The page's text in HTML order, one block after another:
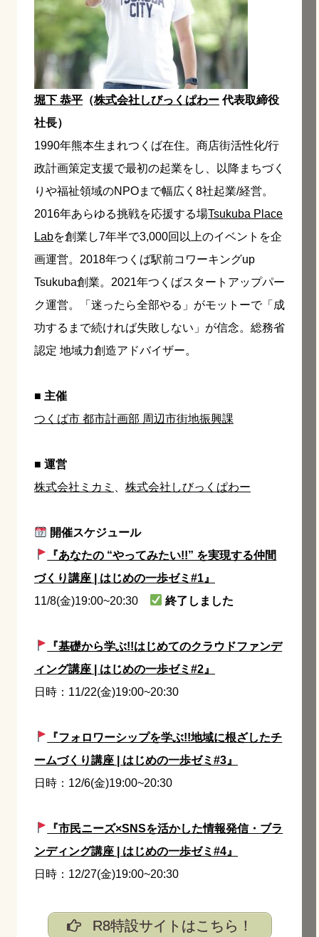
堀下 恭平 （株式会社しびっくぱわー代表取締役
社長）
1990年熊本生まれつくば在住。商店街活性化/行
政計画策定支援で最初の起業をし、以降まちづく
りや福祉領域のNPOまで幅広く8社起業/経営。
2016年あらゆる挑戦を応援する場Tsukuba Place
Labを創業し7年半で3,000回以上のイベントを企
画運営。2018年つくば駅前コワーキングup
Tsukuba創業。2021年つくばスタートアップパー
ク運営。「迷ったら全部やる」がモットーで「成
功するまで続ければ失敗しない」が信念。総務省
認定 地域力創造アドバイザー。
■ 主催
つくば市 都市計画部 周辺市街地振興課
■ 運営
株式会社ミカミ
株式会社しびっくぱわー
開催スケジュール
『あなたの “やってみたい!!” を実現する仲間
づくり講座 | はじめの一歩ゼミ#1』
11/8(金)19:00~20:30
終了しました
『基礎から学ぶ!!はじめてのクラウドファンデ
ィング講座 | はじめの一歩ゼミ#2』
日時：11/22(金)19:00~20:30
『フォロワーシップを学ぶ!!地域に根ざしたチ
ームづくり講座 | はじめの一歩ゼミ#3』
日時：12/6(金)19:00~20:30
『市民ニーズ×SNSを活かした情報発信・ブラ
ンディング講座 | はじめの一歩ゼミ#4』
日時：12/27(金)19:00~20:30
R8特設サイトはこちら！